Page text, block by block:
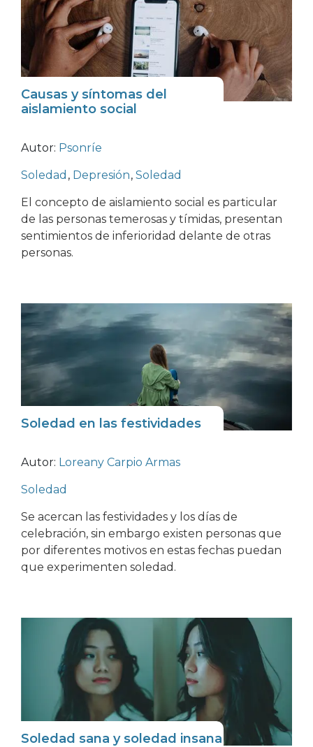
Causas y síntomas del
aislamiento social
Autor: Psonríe
Soledad, Depresión, Soledad
El concepto de aislamiento social es particular
de las personas temerosas y tímidas, presentan
sentimientos de inferioridad delante de otras
personas.
Soledad en las festividades
Autor: Loreany Carpio Armas
Soledad
Se acercan las festividades y los días de
celebración, sin embargo existen personas que
por diferentes motivos en estas fechas puedan
que experimenten soledad.
Soledad sana y soledad insana